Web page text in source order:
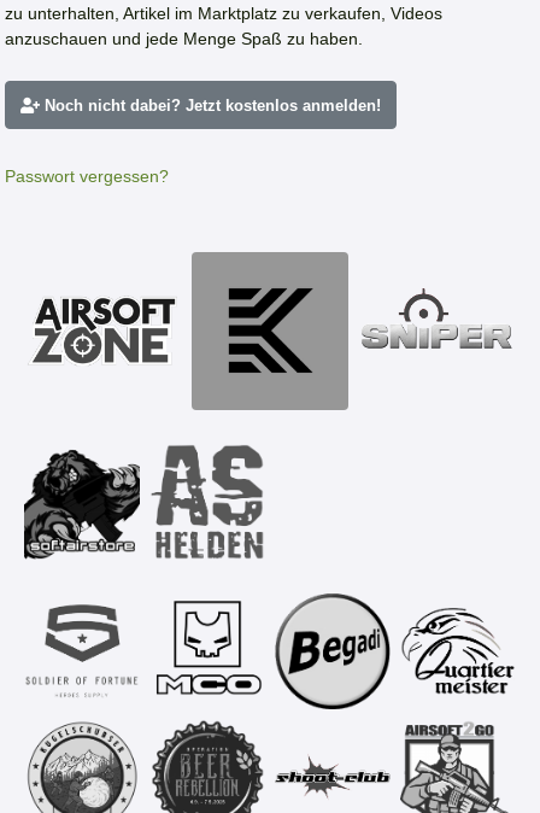
zu unterhalten, Artikel im Marktplatz zu verkaufen, Videos
anzuschauen und jede Menge Spaß zu haben.
Noch nicht dabei? Jetzt kostenlos anmelden!
Passwort vergessen?